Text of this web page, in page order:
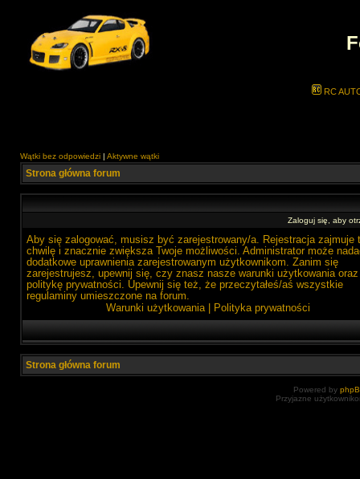
RC
Wątki bez odpowiedzi | Aktywne wątki
Strona główna forum
Zaloguj się, aby
Aby się zalogować, musisz być zarejestrowany/a. Rejestracja zajmuje
chwilę i znacznie zwiększa Twoje możliwości. Administrator może
dodatkowe uprawnienia zarejestrowanym użytkownikom. Zanim się
zarejestrujesz, upewnij się, czy znasz nasze warunki użytkowania oraz
politykę prywatności. Upewnij się też, że przeczytałeś/aś wszystkie
regulaminy umieszczone na forum.
Warunki użytkowania| Polityka prywatności
Strona główna forum
Powered by
Przyjazne